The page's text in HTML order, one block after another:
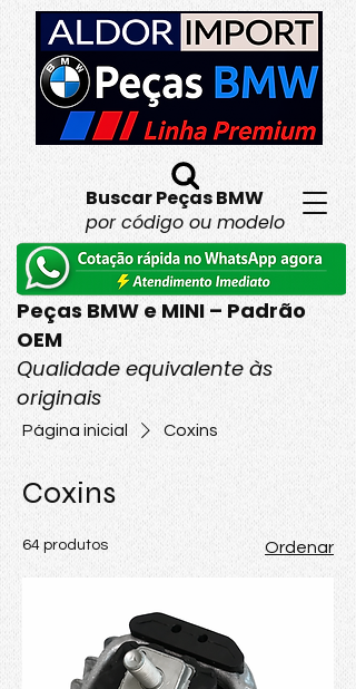
Buscar Peças BMW
por código ou modelo
Peças BMW e MINI – Padrão
OEM
Qualidade equivalente às
originais
Página inicial Coxins
Coxins
64 produtos Ordenar